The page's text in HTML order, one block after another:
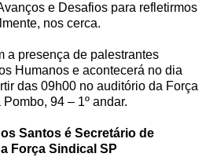
e Desafios para refletirmos
nos cerca.
a presença de palestrantes
Humanos e acontecerá no dia
das 09h00 no auditório da Força
94 – 1º andar.
Santos é Secretário de
Força Sindical SP